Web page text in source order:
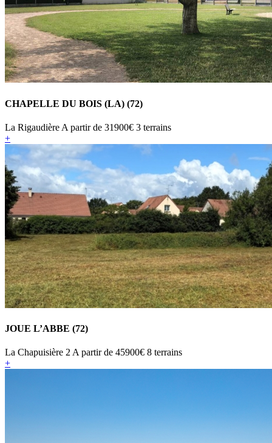
CHAPELLE DU BOIS (LA) (72)
La Rigaudière A partir de 31900€ 3 terrains
+
JOUE L’ABBE (72)
La Chapuisière 2 A partir de 45900€ 8 terrains
+